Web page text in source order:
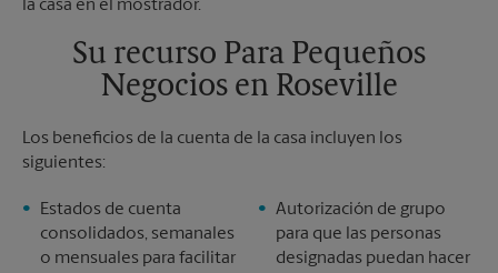
Sábado
Sin Recolección
Lunes
6:00 PM
6:00 PM
Su recurso Para Pequeños
Negocios en Roseville
Los beneficios de la cuenta de la casa incluyen los
siguientes:
Estados de cuenta
consolidados, semanales
o mensuales para facilitar
Autorización de grupo
para que las personas
designadas puedan hacer